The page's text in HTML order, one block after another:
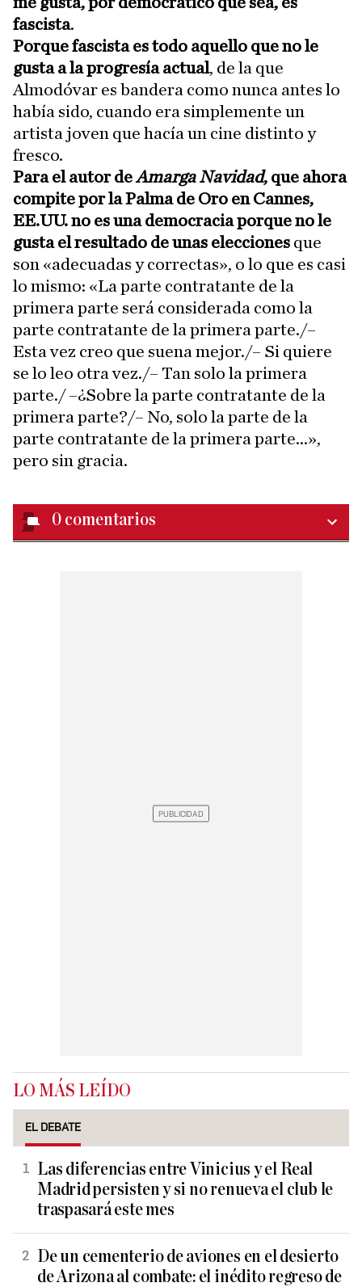
fascista.
Porque fascista es todo aquello que no le
gusta a la progresía actual, de la que
Almodóvar es bandera como nunca antes lo
había sido, cuando era simplemente un
artista joven que hacía un cine distinto y
fresco.
Para el autor deAmarga Navidad, que ahora
compite por la Palma de Oro en Cannes,
EE.UU. no es una democracia porque no le
gusta el resultado de unas elecciones que
son «adecuadas y correctas», o lo que es casi
lo mismo: «La parte contratante de la
primera parte será considerada como la
parte contratante de la primera parte./–
Esta vez creo que suena mejor./– Si quiere
se lo leo otra vez./– Tan solo la primera
parte./ –¿Sobre la parte contratante de la
primera parte?/– No, solo la parte de la
parte contratante de la primera parte...»,
pero sin gracia.
0 comentarios
LO MÁS LEÍDO
EL DEBATE
Las diferencias entre Vinicius y el Real
Madrid persisten y si no renueva el club le
traspasará este mes
De un cementerio de aviones en el desierto
de Arizona al combate: el inédito regreso de